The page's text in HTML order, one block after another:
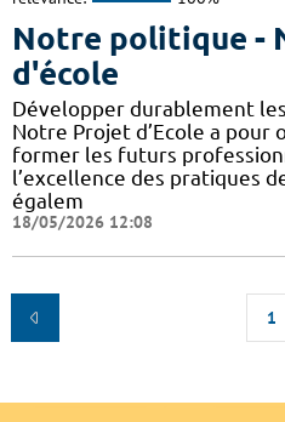
Notre politique -
d'école
Développer durablement
Notre Projet d’Ecole a pour
former les futurs
l’excellence des pratiques
égalem
18/05/2026 12:08
1